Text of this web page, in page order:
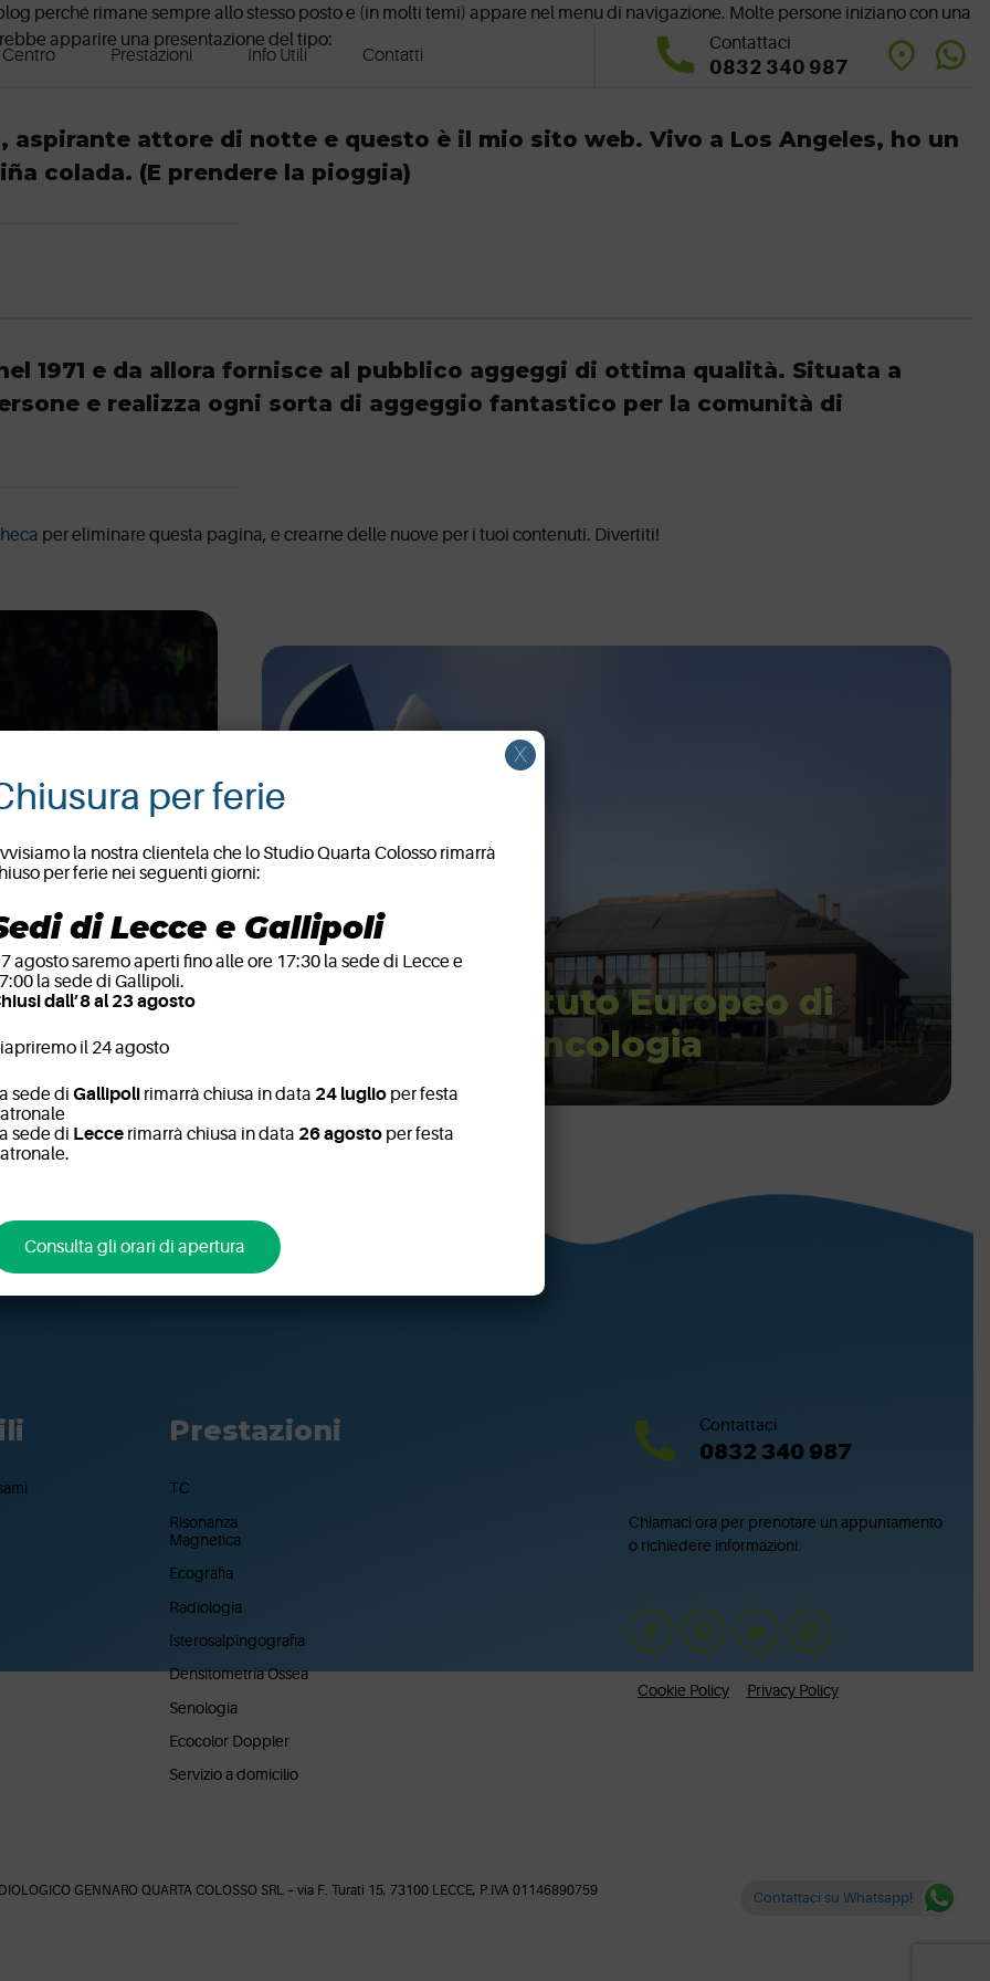
Centro Prestazioni Info Utili Contatti
Contattaci
0832 340 987
perché rimane sempre allo stesso posto e (in molti temi) appare nel menu di navigazione. Molte persone iniziano con una
apparire una presentazione del tipo:
attore di notte e questo è il mio sito web. Vivo a Los Angeles, ho un
colada. (E prendere la pioggia)
1971 e da allora fornisce al pubblico aggeggi di ottima qualità. Situata a
e realizza ogni sorta di aggeggio fantastico per la comunità di
per eliminare questa pagina, e crearne delle nuove per i tuoi contenuti. Divertiti!
Lecce
IEO – Istituto Europeo di
Oncologia
Prestazioni
TC
Risonanza
Magnetica
Ecografia
Radiologia
Isterosalpingografia
Densitometria Ossea
Senologia
Ecocolor Doppler
Servizio a domicilio
Contattaci
0832 340 987
Chiamaci ora per prenotare un appuntamento
o richiedere informazioni.
Cookie Policy Privacy Policy
GENNARO QUARTA COLOSSO SRL – via F. Turati 15, 73100 LECCE, P.IVA 01146890759
per ferie
la nostra clientela che lo Studio Quarta Colosso rimarrà
per ferie nei seguenti giorni:
di Lecce e Gallipoli
agosto saremo aperti fino alle ore 17:30 la sede di Lecce e
la sede di Gallipoli.
dall’8 al 23 agosto
il 24 agosto
sede diGallipoli rimarrà chiusa in data 24 luglio per festa
sede di Lecce rimarrà chiusa in data 26 agosto per festa
Consulta gli orari di apertura
X
Contattaci su Whatsapp!